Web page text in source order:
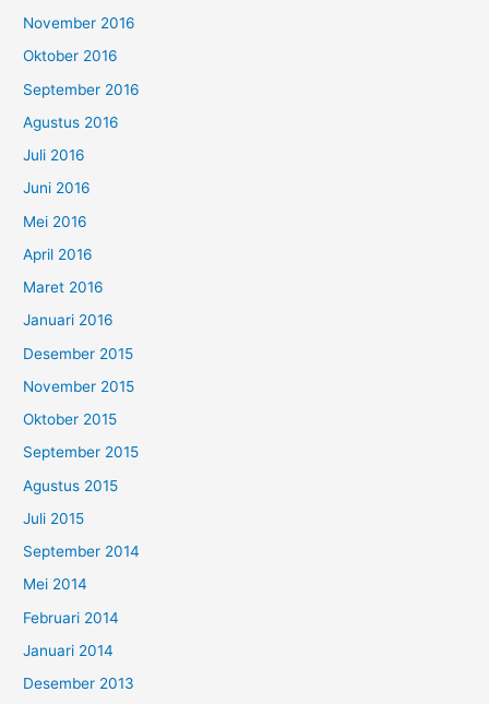
November 2016
Oktober 2016
September 2016
Agustus 2016
Juli 2016
Juni 2016
Mei 2016
April 2016
Maret 2016
Januari 2016
Desember 2015
November 2015
Oktober 2015
September 2015
Agustus 2015
Juli 2015
September 2014
Mei 2014
Februari 2014
Januari 2014
Desember 2013